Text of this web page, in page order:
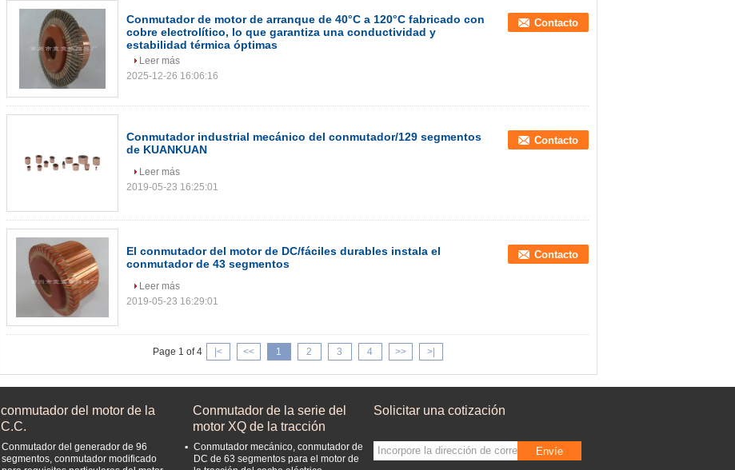
Conmutador de motor de arranque de 40°C a 120°C fabricado con
cobre electrolítico, lo que garantiza una conductividad y
estabilidad térmica óptimas
Contacto
Leer más
2025-12-26 16:06:16
Conmutador industrial mecánico del conmutador/129 segmentos
de KUANKUAN
Contacto
Leer más
2019-05-23 16:25:01
El conmutador del motor de DC/fáciles durables instala el
conmutador de 43 segmentos
Contacto
Leer más
2019-05-23 16:29:01
Page 1 of 4 |< << 1 2 3 4 >> >|
conmutador del motor de la
C.C.
Conmutador del generador de 96
segmentos, conmutador modificado
Conmutador de la serie del
motor XQ de la tracción
Conmutador mecánico, conmutador de
DC de 63 segmentos para el motor de
Solicitar una cotización
Envíe